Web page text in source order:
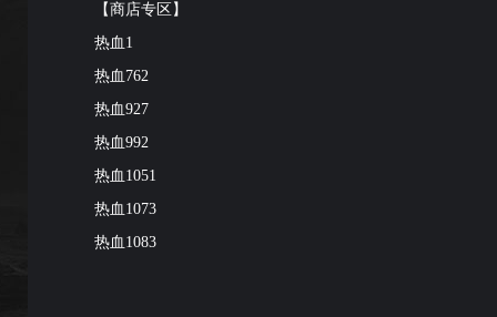
【商店专区】
热血1
热血762
热血927
热血992
热血1051
热血1073
热血1083